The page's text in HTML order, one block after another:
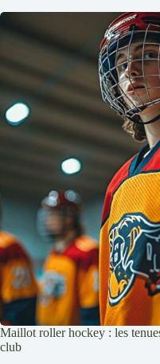
Maillot roller hockey : les
club